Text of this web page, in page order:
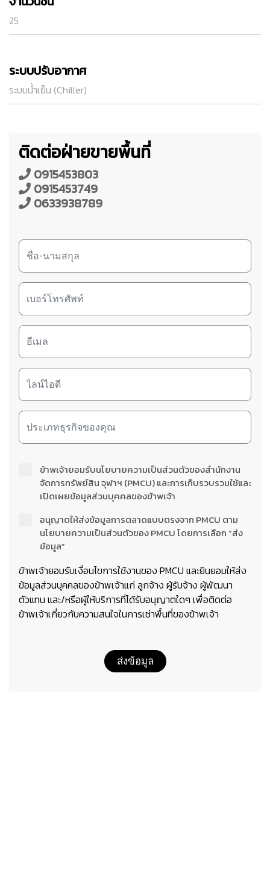
25
ระบบปรับอากาศ
ระบบน้ำเย็น (Chiller)
ติดต่อฝ่ายขายพื้นที่
0915453803
0915453749
0633938789
ข้าพเจ้ายอมรับนโยบายความเป็นส่วนตัวของสำนักงาน
จัดการทรัพย์สิน จุฬาฯ (PMCU) และการเก็บรวบรวมใช้และ
เปิดเผยข้อมูลส่วนบุคคลของข้าพเจ้า
อนุญาตให้ส่งข้อมูลการตลาดแบบตรงจาก PMCU ตาม
นโยบายความเป็นส่วนตัวของ PMCU โดยการเลือก “ส่ง
ข้อมูล”
ข้าพเจ้ายอมรับเงื่อนไขการใช้งานของ PMCU และยินยอมให้ส่ง
ข้อมูลส่วนบุคคลของข้าพเจ้าแก่ ลูกจ้าง ผู้รับจ้าง ผู้พัฒนา
ตัวแทน และ/หรือผู้ให้บริการที่ได้รับอนุญาตใดๆ เพื่อติดต่อ
ข้าพเจ้าเกี่ยวกับความสนใจในการเช่าพื้นที่ของข้าพเจ้า
ส่งข้อมูล